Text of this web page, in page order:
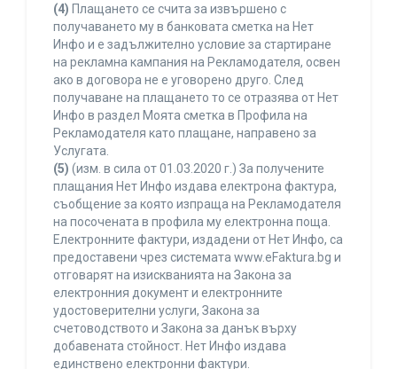
(4) Плащането се счита за извършено с
получаването му в банковата сметка на Нет
Инфо и е задължително условие за стартиране
на рекламна кампания на Рекламодателя, освен
ако в договора не е уговорено друго. След
получаване на плащането то се отразява от Нет
Инфо в раздел Моята сметка в Профила на
Рекламодателя като плащане, направено за
Услугата.
(5) (изм. в сила от 01.03.2020 г.) За получените
плащания Нет Инфо издава електрона фактура,
съобщение за която изпраща на Рекламодателя
на посочената в профила му електронна поща.
Електронните фактури, издадени от Нет Инфо, са
предоставени чрез системата www.eFaktura.bg и
отговарят на изискванията на Закона за
електронния документ и електронните
удостоверителни услуги, Закона за
счетоводството и Закона за данък върху
добавената стойност. Нет Инфо издава
единствено електронни фактури.